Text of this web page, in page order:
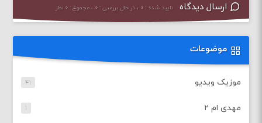
ارسال دیدگاه تایید شده : ۰ ، در حال بررسی : ۰ ، مجموع : ۰ نظر
موضوعات
موزیک ویدیو ۴۱
مهدی ام ۲ ۱